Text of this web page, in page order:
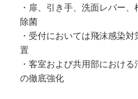
・扉、引き手、洗面レバー
除菌
・受付においては飛沫感染
置
・客室および共用部におけ
の徹底強化